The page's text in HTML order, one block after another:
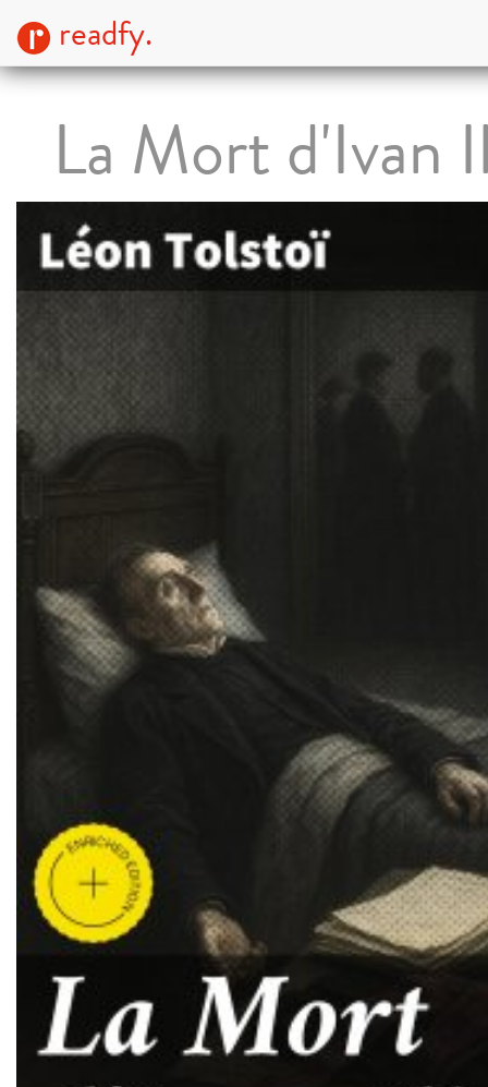
readfy.
La Mort d'Ivan